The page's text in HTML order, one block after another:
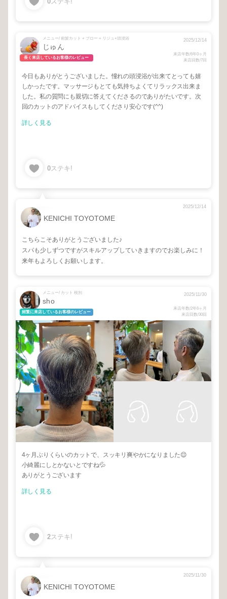
メニュー/ 前髪カット + ブロー + リジュ+頭浸浴
じゅん
長く来店しているお客様のレビュー
2025/12/14
来店年数/6年0ヶ月
来店回数/7回
今日もありがとうございました。憧れの頭浸浴が出来てとっても嬉
しかったです。マッサージもとても気持ちよくてリラックス出来ま
した。私の質問にも親切に答えてくださるのでありがたいです。次
回のカットのアドバイスもしてくださり安心です(^^)
詳しく見る
0ステキ!
KENICHI TOYOTOME
2025/12/14
こちらこそありがとうございました♪
スパも少しずつですがスキルアップしていきますのでお楽しみに！
来年もよろしくお願いします。
メニュー/ カット 税別
sho
頻繁に来店しているお客様のレビュー
2025/11/30
来店年数/2年6ヶ月
来店回数/30回
4ヶ月ぶりくらいのカットで、スッキリ爽やかになりました😌
小綺麗にしとかないとですね💦
ありがとうございます
詳しく見る
2ステキ!
KENICHI TOYOTOME
2025/11/30